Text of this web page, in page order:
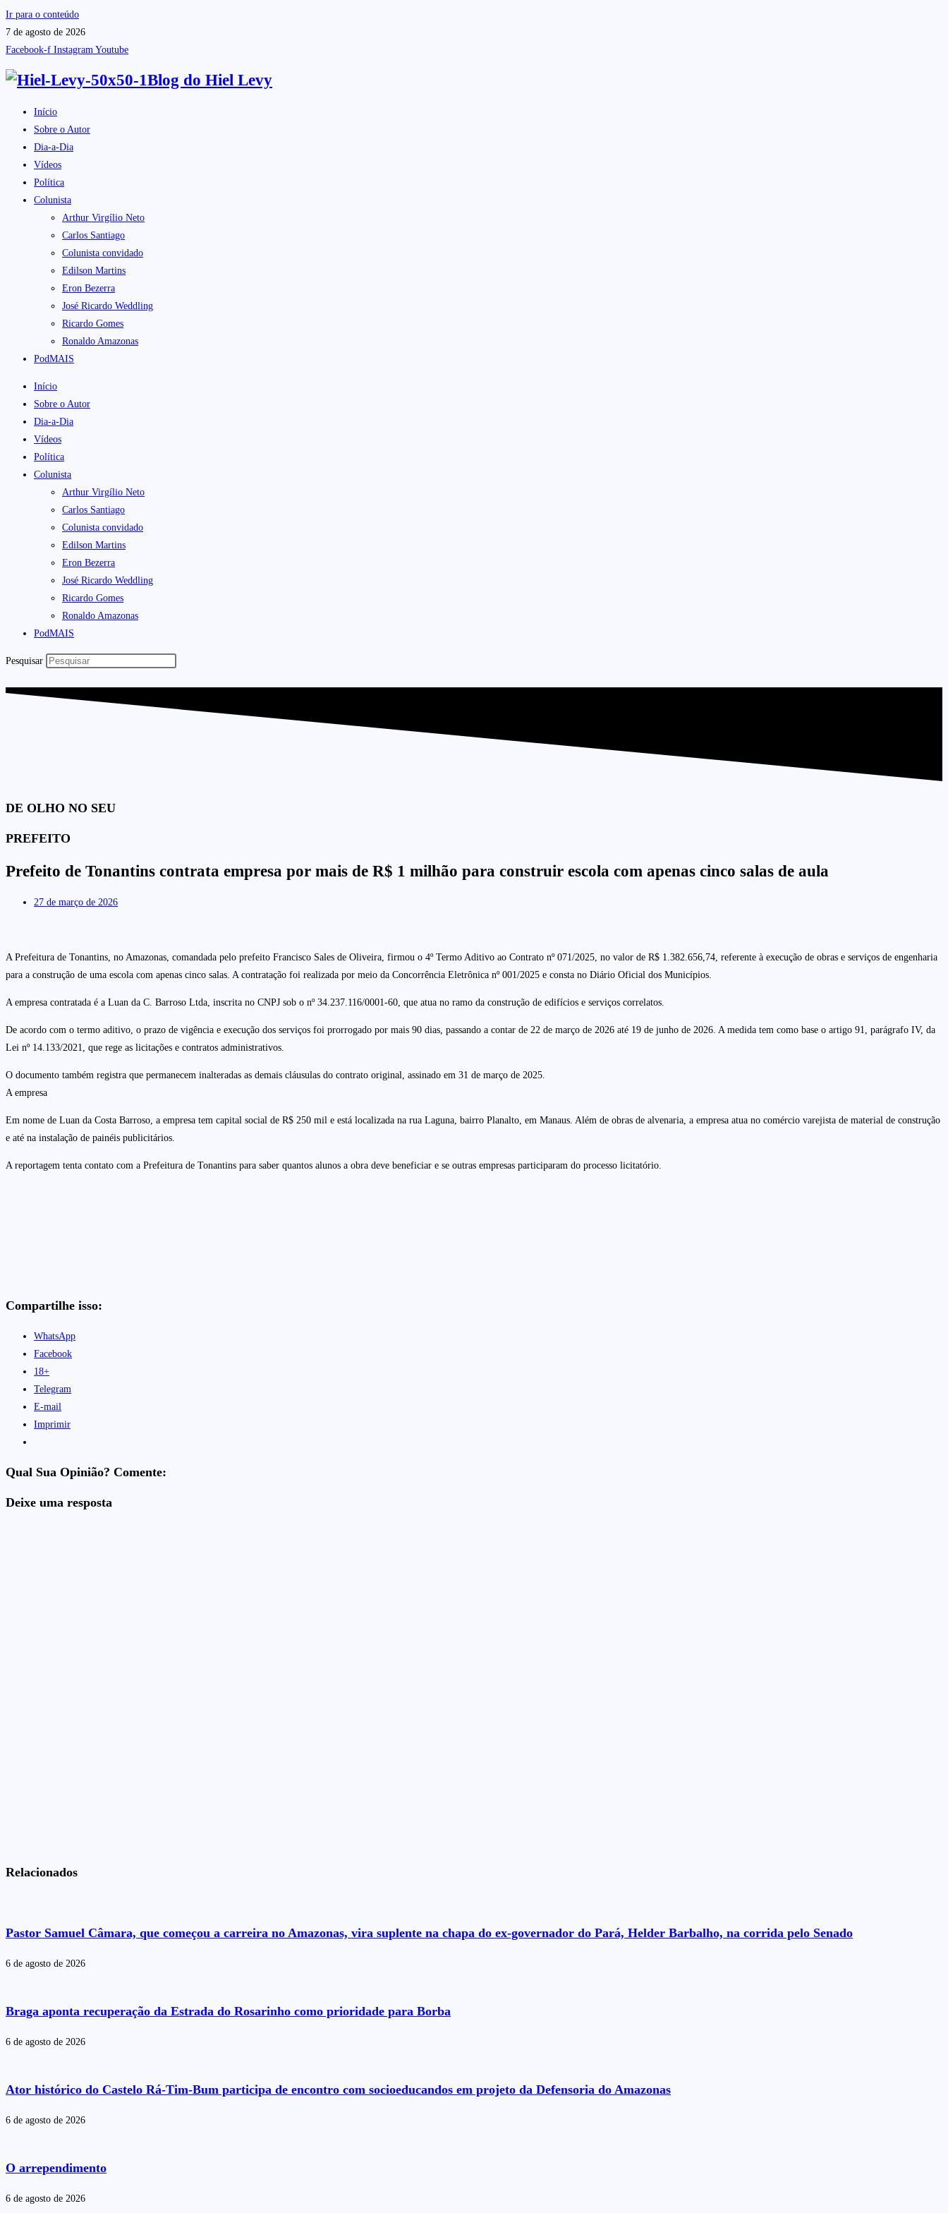
Ir para o conteúdo
7 de agosto de 2026
Facebook-f Instagram Youtube
Blog do Hiel Levy
Início
Sobre o Autor
Dia-a-Dia
Vídeos
Política
Colunista
Arthur Virgílio Neto
Carlos Santiago
Colunista convidado
Edilson Martins
Eron Bezerra
José Ricardo Weddling
Ricardo Gomes
Ronaldo Amazonas
PodMAIS
Início
Sobre o Autor
Dia-a-Dia
Vídeos
Política
Colunista
Arthur Virgílio Neto
Carlos Santiago
Colunista convidado
Edilson Martins
Eron Bezerra
José Ricardo Weddling
Ricardo Gomes
Ronaldo Amazonas
PodMAIS
Pesquisar
DE OLHO NO SEU
PREFEITO
Prefeito de Tonantins contrata empresa por mais de R$ 1 milhão para construir escola com apenas cinco salas de aula
27 de março de 2026
A Prefeitura de Tonantins, no Amazonas, comandada pelo prefeito Francisco Sales de Oliveira, firmou o 4º Termo Aditivo ao Contrato nº 071/2025, no valor de R$ 1.382.656,74, referente à execução de obras e serviços de engenharia
para a construção de uma escola com apenas cinco salas. A contratação foi realizada por meio da Concorrência Eletrônica nº 001/2025 e consta no Diário Oficial dos Municípios.
A empresa contratada é a Luan da C. Barroso Ltda, inscrita no CNPJ sob o nº 34.237.116/0001-60, que atua no ramo da construção de edifícios e serviços correlatos.
De acordo com o termo aditivo, o prazo de vigência e execução dos serviços foi prorrogado por mais 90 dias, passando a contar de 22 de março de 2026 até 19 de junho de 2026. A medida tem como base o artigo 91, parágrafo IV, da
Lei nº 14.133/2021, que rege as licitações e contratos administrativos.
O documento também registra que permanecem inalteradas as demais cláusulas do contrato original, assinado em 31 de março de 2025.
A empresa
Em nome de Luan da Costa Barroso, a empresa tem capital social de R$ 250 mil e está localizada na rua Laguna, bairro Planalto, em Manaus. Além de obras de alvenaria, a empresa atua no comércio varejista de material de construção
e até na instalação de painéis publicitários.
A reportagem tenta contato com a Prefeitura de Tonantins para saber quantos alunos a obra deve beneficiar e se outras empresas participaram do processo licitatório.
Compartilhe isso:
WhatsApp
Facebook
18+
Telegram
E-mail
Imprimir
Qual Sua Opinião? Comente:
Deixe uma resposta
Relacionados
Pastor Samuel Câmara, que começou a carreira no Amazonas, vira suplente na chapa do ex-governador do Pará, Helder Barbalho, na corrida pelo Senado
6 de agosto de 2026
Braga aponta recuperação da Estrada do Rosarinho como prioridade para Borba
6 de agosto de 2026
Ator histórico do Castelo Rá-Tim-Bum participa de encontro com socioeducandos em projeto da Defensoria do Amazonas
6 de agosto de 2026
O arrependimento
6 de agosto de 2026